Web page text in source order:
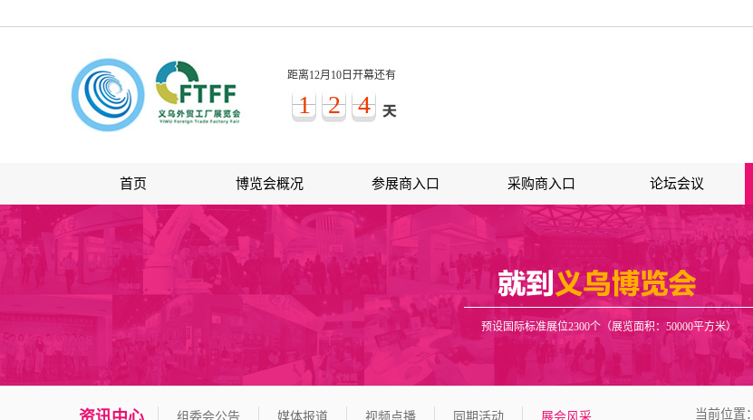
距离12月10日开幕还有
1 2 4
首页 博览会概况 参展商入口 采购商入口 论坛会议
预设国际标准展位2300个（展览面积：50000平方米）
组委会公告 媒体报道 视频点播 同期活动 展会风采 当前位置：